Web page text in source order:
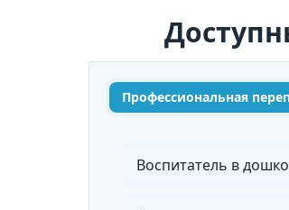
Профессиональная
Воспитатель в